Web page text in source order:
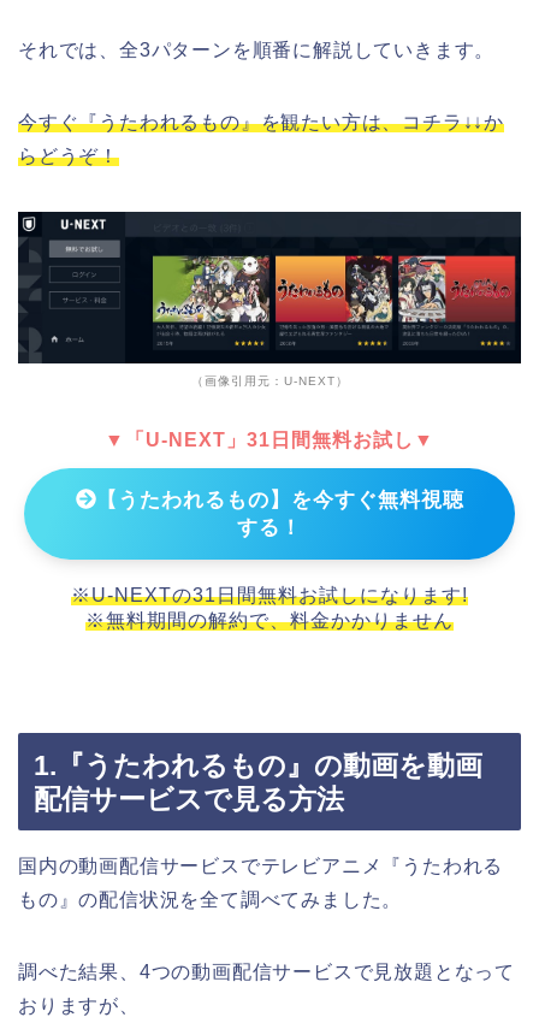
それでは、全3パターンを順番に解説していきます。
今すぐ『うたわれるもの』を観たい方は、コチラ↓↓か
らどうぞ！
（画像引用元：U-NEXT）
▼「U-NEXT」31日間無料お試し▼
【うたわれるもの】を今すぐ無料視聴
する！
※U-NEXTの31日間無料お試しになります!
※無料期間の解約で、料金かかりません
1.『うたわれるもの』の動画を動画
配信サービスで見る方法
国内の動画配信サービスでテレビアニメ『うたわれる
もの』の配信状況を全て調べてみました。
調べた結果、4つの動画配信サービスで見放題となって
おりますが、